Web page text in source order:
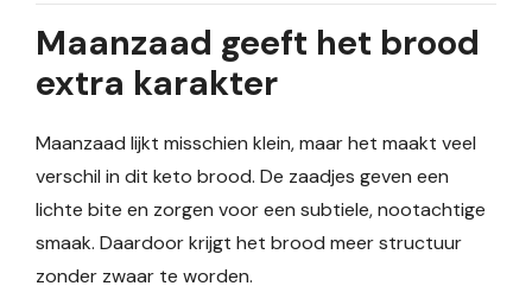
Maanzaad geeft het brood
extra karakter
Maanzaad lijkt misschien klein, maar het maakt veel
verschil in dit keto brood. De zaadjes geven een
lichte bite en zorgen voor een subtiele, nootachtige
smaak. Daardoor krijgt het brood meer structuur
zonder zwaar te worden.